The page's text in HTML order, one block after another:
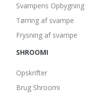
Svampens Opbygning
Tørring af svampe
Frysning af svampe
SHROOMI
Opskrifter
Brug Shroomi